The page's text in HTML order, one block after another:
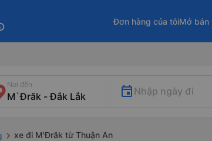
Đơn hàng của tôiMở bán
Nơi đến
Nhập ngày đi
xe đi M'Đrăk từ Thuận An